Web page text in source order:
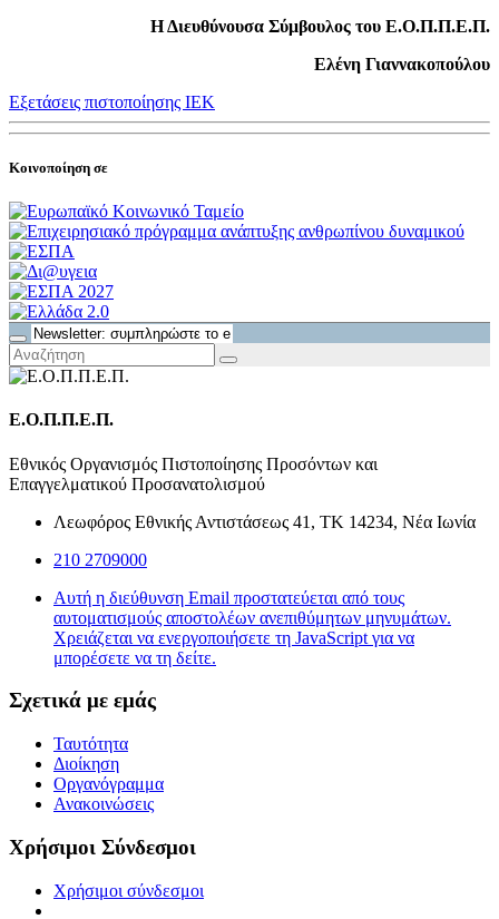
Η Διευθύνουσα Σύμβουλος του Ε.Ο.Π.Π.Ε.Π.
Ελένη Γιαννακοπούλου
Εξετάσεις πιστοποίησης ΙΕΚ
Κοινοποίηση σε
Ε.Ο.Π.Π.Ε.Π.
Εθνικός Οργανισμός Πιστοποίησης Προσόντων και
Επαγγελματικού Προσανατολισμού
Λεωφόρος Εθνικής Αντιστάσεως 41, ΤΚ 14234, Νέα Ιωνία
210 2709000
Αυτή η διεύθυνση Email προστατεύεται από τους
αυτοματισμούς αποστολέων ανεπιθύμητων μηνυμάτων.
Χρειάζεται να ενεργοποιήσετε τη JavaScript για να
μπορέσετε να τη δείτε.
Σχετικά με εμάς
Ταυτότητα
Διοίκηση
Οργανόγραμμα
Ανακοινώσεις
Χρήσιμοι Σύνδεσμοι
Χρήσιμοι σύνδεσμοι